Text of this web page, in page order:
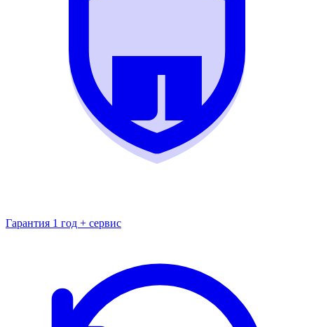
Гарантия 1 год + сервис